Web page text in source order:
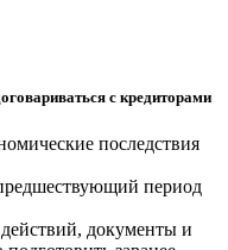
с кредиторами
последствия
период
документы и